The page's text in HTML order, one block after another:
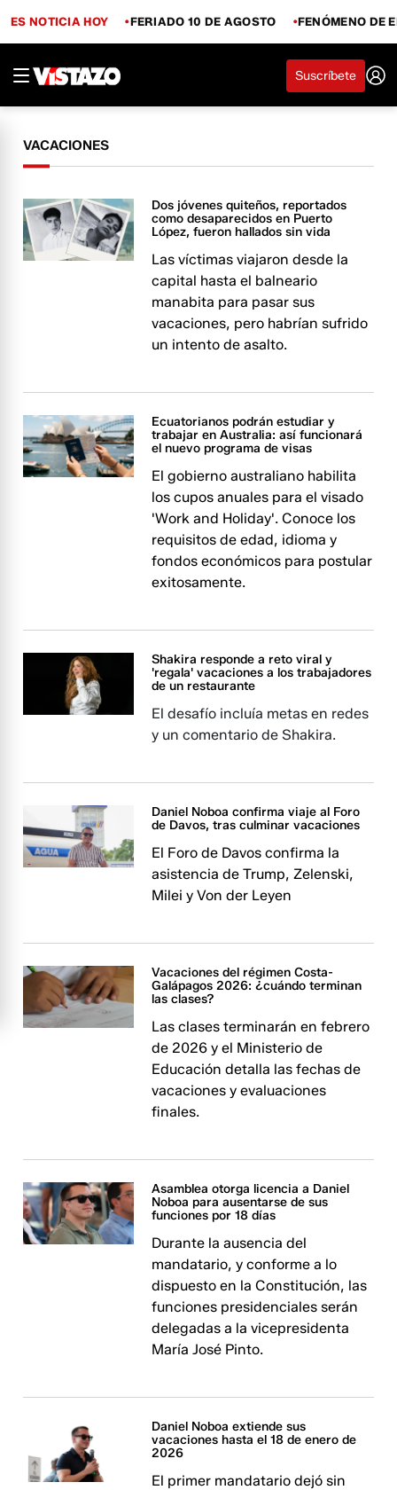
ES NOTICIA HOY FERIADO 10 DE AGOSTO FENÓMENO DE
Suscríbete
VACACIONES
Dos jóvenes quiteños, reportados
como desaparecidos en Puerto
López, fueron hallados sin vida
Las víctimas viajaron desde la
capital hasta el balneario
manabita para pasar sus
vacaciones, pero habrían sufrido
un intento de asalto.
Ecuatorianos podrán estudiar y
trabajar en Australia: así funcionará
el nuevo programa de visas
El gobierno australiano habilita
los cupos anuales para el visado
'Work and Holiday'. Conoce los
requisitos de edad, idioma y
fondos económicos para postular
exitosamente.
Shakira responde a reto viral y
'regala' vacaciones a los trabajadores
de un restaurante
El desafío incluía metas en redes
y un comentario de Shakira.
Daniel Noboa confirma viaje al Foro
de Davos, tras culminar vacaciones
El Foro de Davos confirma la
asistencia de Trump, Zelenski,
Milei y Von der Leyen
Vacaciones del régimen Costa-
Galápagos 2026: ¿cuándo terminan
las clases?
Las clases terminarán en febrero
de 2026 y el Ministerio de
Educación detalla las fechas de
vacaciones y evaluaciones
finales.
Asamblea otorga licencia a Daniel
Noboa para ausentarse de sus
funciones por 18 días
Durante la ausencia del
mandatario, y conforme a lo
dispuesto en la Constitución, las
funciones presidenciales serán
delegadas a la vicepresidenta
María José Pinto.
Daniel Noboa extiende sus
vacaciones hasta el 18 de enero de
2026
El primer mandatario dejó sin